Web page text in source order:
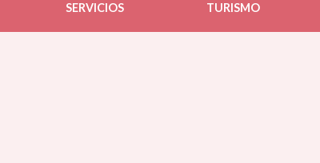
SERVICIOS TURISMO